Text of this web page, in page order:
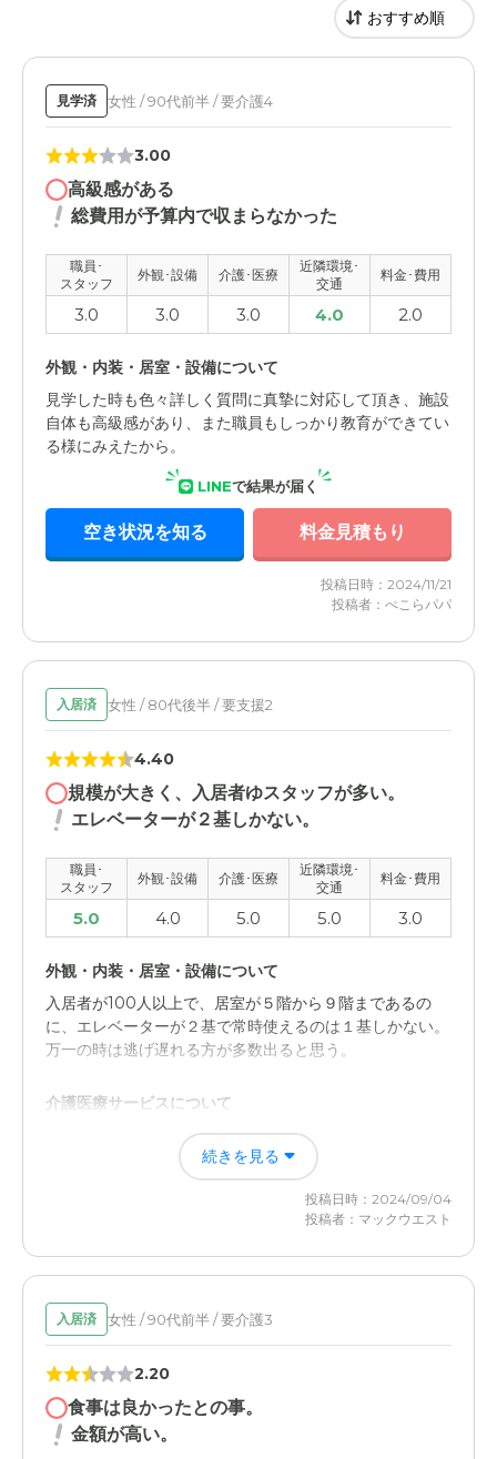
見学済 女性 / 90代前半 / 要介護4
3.00
高級感がある
総費用が予算内で収まらなかった
職員･
スタッフ
外観･設備 介護･医療
近隣環境･
交通
料金･費用
3.0 3.0 3.0 4.0 2.0
外観・内装・居室・設備について
見学した時も色々詳しく質問に真摯に対応して頂き、施設
自体も高級感があり、また職員もしっかり教育ができてい
る様にみえたから。
LINEで結果が届く
空き状況を知る 料金見積もり
投稿日時：2024/11/21
投稿者：ぺこらパパ
入居済 女性 / 80代後半 / 要支援2
4.40
規模が大きく、入居者ゆスタッフが多い。
エレベーターが２基しかない。
職員･
スタッフ
外観･設備 介護･医療
近隣環境･
交通
料金･費用
5.0 4.0 5.0 5.0 3.0
外観・内装・居室・設備について
入居者が100人以上で、居室が５階から９階まであるの
に、エレベーターが２基で常時使えるのは１基しかない。
万一の時は逃げ遅れる方が多数出ると思う。
介護医療サービスについて
入浴が週３回で、イベントや習い事などの回数が多く、生
活に潤いがある。駅から徒歩２分で図書館が目の前にあ
り、立地がよい。入居者が多いので、友人ができやすい。
続きを見る
投稿日時：2024/09/04
投稿者：マックウエスト
入居済 女性 / 90代前半 / 要介護3
2.20
食事は良かったとの事。
金額が高い。